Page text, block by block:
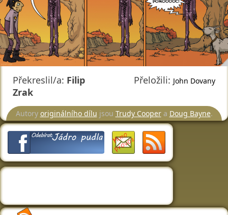
Překreslil/a: Filip
Zrak
Přeložili: John Dovany
Autory originálního dílu jsou Trudy Coopera Doug Bayne.